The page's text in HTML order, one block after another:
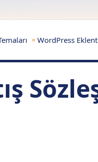
WordPress